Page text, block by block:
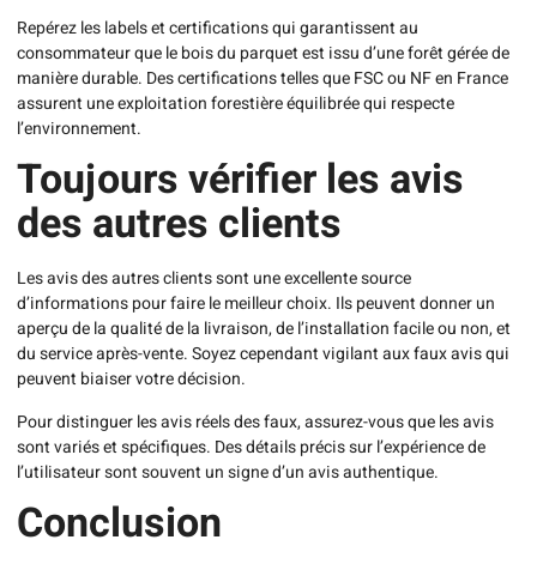
Repérez les labels et certifications qui garantissent au
consommateur que le bois du parquet est issu d’une forêt gérée de
manière durable. Des certifications telles que FSC ou NF en France
assurent une exploitation forestière équilibrée qui respecte
l’environnement.
Toujours vérifier les avis
des autres clients
Les avis des autres clients sont une excellente source
d’informations pour faire le meilleur choix. Ils peuvent donner un
aperçu de la qualité de la livraison, de l’installation facile ou non, et
du service après-vente. Soyez cependant vigilant aux faux avis qui
peuvent biaiser votre décision.
Pour distinguer les avis réels des faux, assurez-vous que les avis
sont variés et spécifiques. Des détails précis sur l’expérience de
l’utilisateur sont souvent un signe d’un avis authentique.
Conclusion